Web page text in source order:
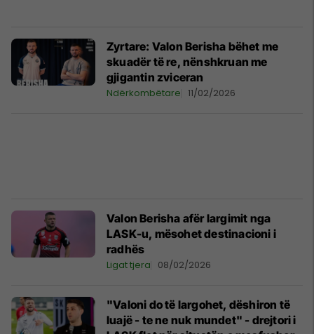
Zyrtare: Valon Berisha bëhet me
skuadër të re, nënshkruan me
gjigantin zviceran
Ndërkombëtare 11/02/2026
Valon Berisha afër largimit nga
LASK-u, mësohet destinacioni i
radhës
Ligat tjera 08/02/2026
"Valoni do të largohet, dëshiron të
luajë - te ne nuk mundet" - drejtori i